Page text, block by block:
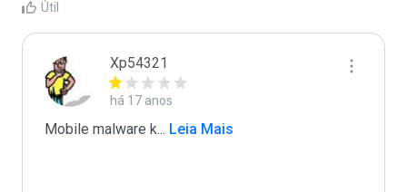
Útil
Xp54321
há 17 anos
Mobile malware k... Leia Mais